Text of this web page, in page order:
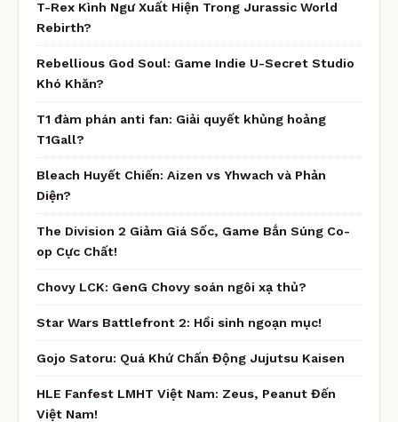
T-Rex Kình Ngư Xuất Hiện Trong Jurassic World
Rebirth?
Rebellious God Soul: Game Indie U-Secret Studio
Khó Khăn?
T1 đàm phán anti fan: Giải quyết khủng hoảng
T1Gall?
Bleach Huyết Chiến: Aizen vs Yhwach và Phản
Diện?
The Division 2 Giảm Giá Sốc, Game Bắn Súng Co-
op Cực Chất!
Chovy LCK: GenG Chovy soán ngôi xạ thủ?
Star Wars Battlefront 2: Hồi sinh ngoạn mục!
Gojo Satoru: Quá Khứ Chấn Động Jujutsu Kaisen
HLE Fanfest LMHT Việt Nam: Zeus, Peanut Đến
Việt Nam!